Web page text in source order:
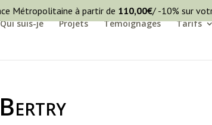
Qui suis-je Projets Témoignages Tarifs
Métropolitaine à partir de 110,00€/ -10% sur